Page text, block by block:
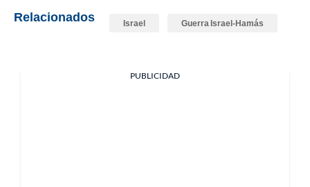
Relacionados Israel Guerra Israel-Hamás
PUBLICIDAD